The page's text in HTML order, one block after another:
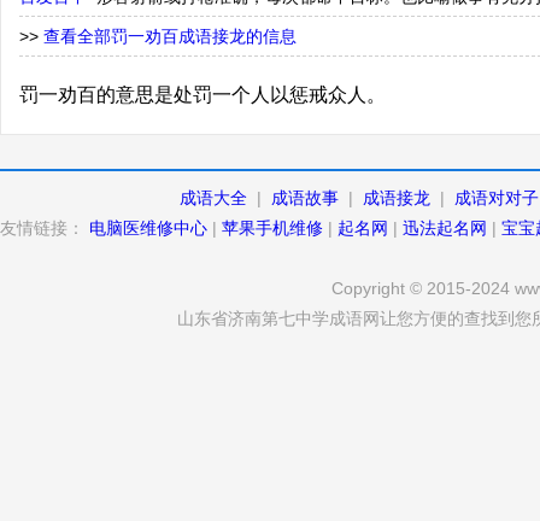
>> 查看全部罚一劝百成语接龙的信息
罚一劝百的意思是处罚一个人以惩戒众人。
成语大全 | 成语故事 | 成语接龙 |
成语对对子
友情链接：
电脑医维修中心 | 苹果手机维修 | 起名网 | 迅法起名网 | 宝宝
Copyright © 2015-2024
山东省济南第七中学成语网让您方便的查找到您